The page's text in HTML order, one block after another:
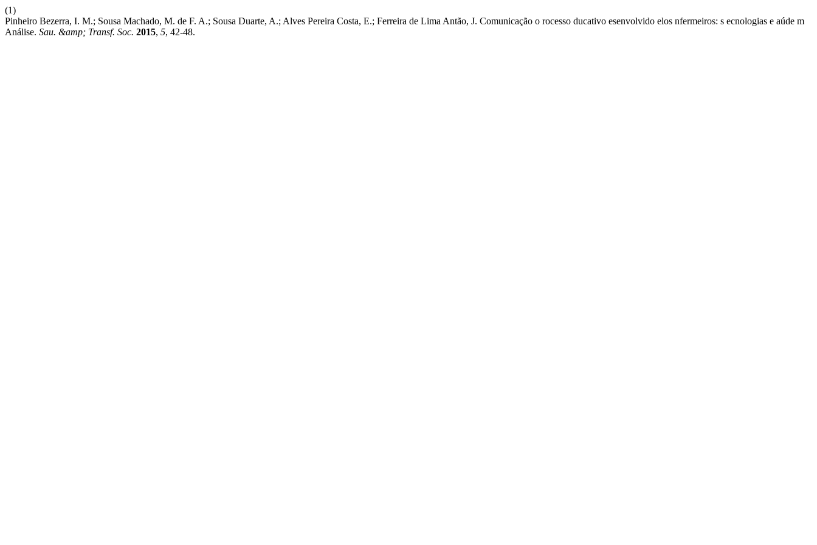
(1)
Pinheiro Bezerra, I. M.; Sousa Machado, M. de F. A.; Sousa Duarte, A.; Alves Pereira Costa, E.; Ferreira de Lima Antão, J. Comunicação o rocesso ducativo esenvolvido elos nfermeiros: s ecnologias e aúde m
Análise. Sau. &amp; Transf. Soc. 2015, 5, 42-48.